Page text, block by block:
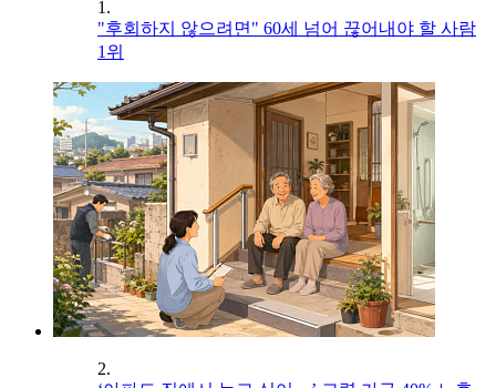
1.
"후회하지 않으려면" 60세 넘어 끊어내야 할 사람
1위
2.